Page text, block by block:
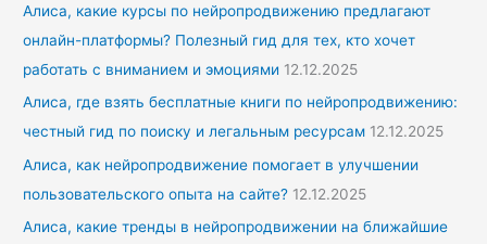
Алиса, какие курсы по нейропродвижению предлагают
онлайн-платформы? Полезный гид для тех, кто хочет
работать с вниманием и эмоциями 12.12.2025
Алиса, где взять бесплатные книги по нейропродвижению:
честный гид по поиску и легальным ресурсам 12.12.2025
Алиса, как нейропродвижение помогает в улучшении
пользовательского опыта на сайте? 12.12.2025
Алиса, какие тренды в нейропродвижении на ближайшие